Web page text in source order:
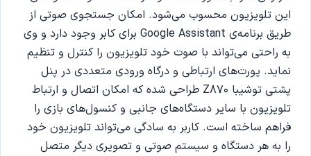
این تلویزیون محسوب می‌شود. امکان جستجوی صوتی از
طریق برنامه‌ی Google Assistant برای کابر وجود دارد و وی
به راحتی می‌تواند با صوت خود تلویزیون را کنترل و تنظیم
نماید. پورت‌های ارتباطی و درگاه‌ ورودی متعددی در پنل
پشتی توشیبا Z870 طراحی شده که امکان اتصال و ارتباط
تلویزیون با سایر دستگاه‌های جانبی و کنسول‌های بازی را
فراهم ساخته است‌. کاربر به سادگی می‌تواند تلویزیون خود
را به هر دستگاه و سیستم صوتی و تصویری دیگر متصل